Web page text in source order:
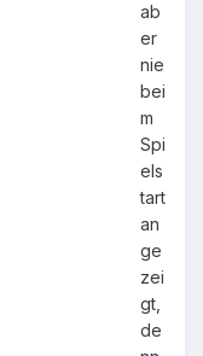
ab
er
nie
bei
m
Spi
els
tart
an
ge
zei
gt,
de